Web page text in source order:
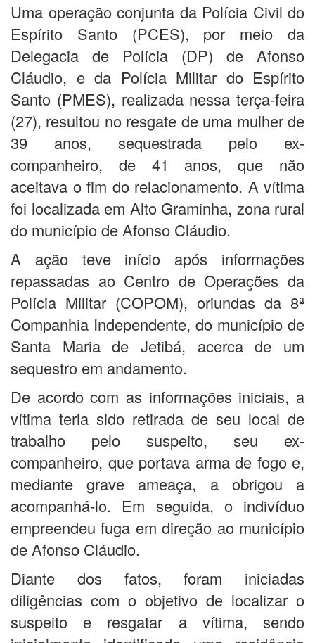
Uma operação conjunta da Polícia Civil do
Espírito Santo (PCES), por meio da
Delegacia de Polícia (DP) de Afonso
Cláudio, e da Polícia Militar do Espírito
Santo (PMES), realizada nessa terça-feira
(27), resultou no resgate de uma mulher de
39 anos, sequestrada pelo ex-
companheiro, de 41 anos, que não
aceitava o fim do relacionamento. A vítima
foi localizada em Alto Graminha, zona rural
do município de Afonso Cláudio.
A ação teve início após informações
repassadas ao Centro de Operações da
Polícia Militar (COPOM), oriundas da 8ª
Companhia Independente, do município de
Santa Maria de Jetibá, acerca de um
sequestro em andamento.
De acordo com as informações iniciais, a
vítima teria sido retirada de seu local de
trabalho pelo suspeito, seu ex-
companheiro, que portava arma de fogo e,
mediante grave ameaça, a obrigou a
acompanhá-lo. Em seguida, o indivíduo
empreendeu fuga em direção ao município
de Afonso Cláudio.
Diante dos fatos, foram iniciadas
diligências com o objetivo de localizar o
suspeito e resgatar a vítima, sendo